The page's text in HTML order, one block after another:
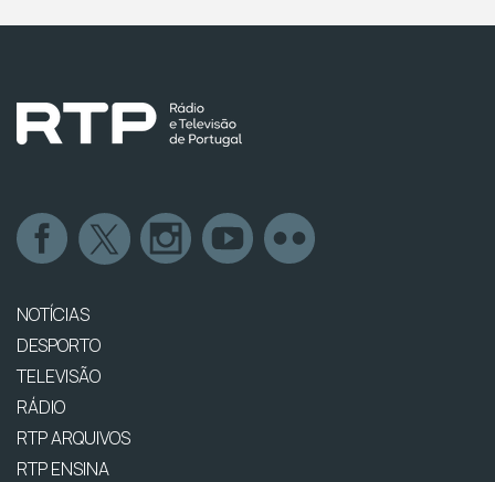
NOTÍCIAS
DESPORTO
TELEVISÃO
RÁDIO
RTP ARQUIVOS
RTP ENSINA